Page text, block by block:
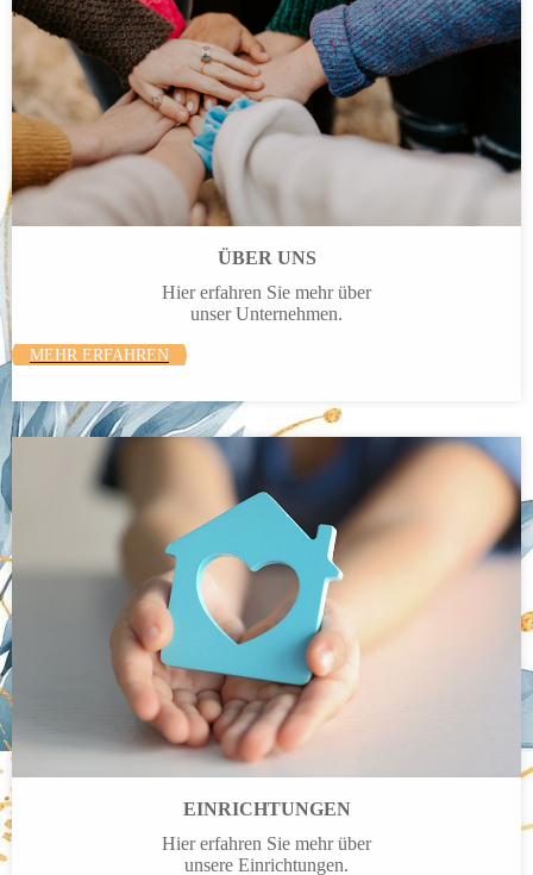
ÜBER UNS
Hier erfahren Sie mehr über
unser Unternehmen.
MEHR ERFAHREN
EINRICHTUNGEN
Hier erfahren Sie mehr über
unsere Einrichtungen.